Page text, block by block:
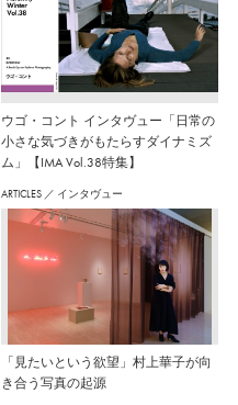
ウゴ・コント インタヴュー「日常の
小さな気づきがもたらすダイナミズ
ム」【IMA Vol.38特集】
ARTICLES ／ インタヴュー
「見たいという欲望」村上華子が向
き合う写真の起源